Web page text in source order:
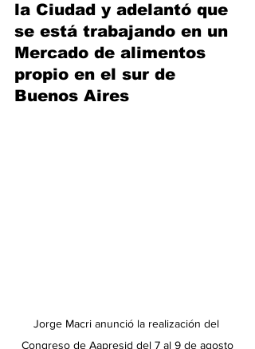
la Ciudad y adelantó que
se está trabajando en un
Mercado de alimentos
propio en el sur de
Buenos Aires
Jorge Macri anunció la realización del
Congreso de Aapresid del 7 al 9 de agosto